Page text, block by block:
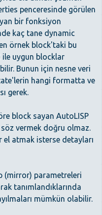
penceresinde görülen
bir fonksiyon
kaç tane dynamic
örnek block'taki bu
ile uygun blocklar
Bunun için nesne veri
hangi formatta ve
gerek.
block sayan AutoLISP
vermek doğru olmaz.
atmak isterse detayları
(mirror) parametreleri
tanımlandıklarında
mümkün olabilir.